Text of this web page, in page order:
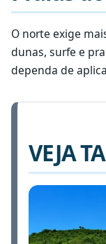
O norte exige
dunas, surfe e
dependa de
VEJA